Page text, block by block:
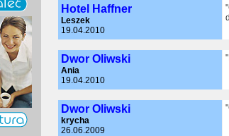
Hotel Haffner
Leszek
19.04.2010
Dwor Oliwski
Ania
19.04.2010
Dwor Oliwski
krycha
26.06.2009